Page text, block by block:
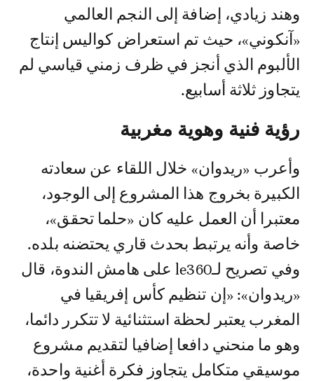
وهند زيادي، إضافة إلى النجم العالمي
«آنكوني»، حيث تم استعراض كواليس إنتاج
الألبوم الذي أنجز في ظرف زمني قياسي لم
يتجاوز ثلاثة أسابيع.
رؤية فنية وهوية مغربية
وأعرب «ريدوان» خلال اللقاء عن سعادته
الكبيرة بخروج هذا المشروع إلى الوجود،
معتبرا أن العمل عليه كان «حلما تحقق»،
خاصة وأنه يرتبط بحدث قاري يحتضنه بلده.
وفي تصريح لـle360 على هامش الندوة، قال
«ريدوان»: «إن تنظيم كأس إفريقيا في
المغرب يعتبر لحظة استثنائية لا تتكرر دائما،
وهو ما منحني دافعا إضافيا لتقديم مشروع
موسيقي متكامل يتجاوز فكرة أغنية واحدة،